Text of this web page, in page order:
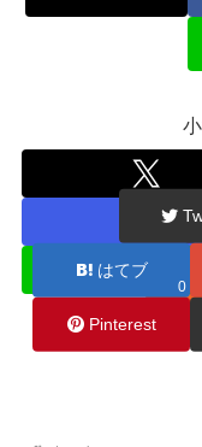
はてブ
0
Pinterest